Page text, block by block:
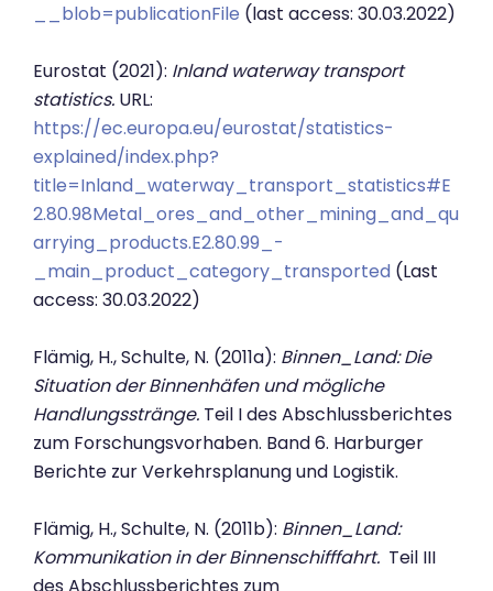
__blob=publicationFile (last access: 30.03.2022)
Eurostat (2021): Inland waterway transport
statistics. URL:
https://ec.europa.eu/eurostat/statistics-
explained/index.php?
title=Inland_waterway_transport_statistics#E
2.80.98Metal_ores_and_other_mining_and_qu
arrying_products.E2.80.99_-
_main_product_category_transported (Last
access: 30.03.2022)
Flämig, H., Schulte, N. (2011a): Binnen_Land: Die
Situation der Binnenhäfen und mögliche
Handlungsstränge. Teil I des Abschlussberichtes
zum Forschungsvorhaben. Band 6. Harburger
Berichte zur Verkehrsplanung und Logistik.
Flämig, H., Schulte, N. (2011b): Binnen_Land:
Kommunikation in der Binnenschifffahrt. Teil III